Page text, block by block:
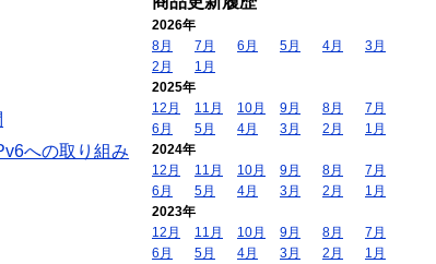
への取り組み
2026年
8月
7月 6月 5月 4月
3月
2月
1月
2025年
12月
11月 10月 9月 8月
7月
6月
5月 4月 3月 2月
1月
2024年
12月
11月 10月 9月 8月
7月
6月
5月 4月 3月 2月
1月
2023年
12月
11月 10月 9月 8月
7月
6月
5月 4月 3月 2月
1月